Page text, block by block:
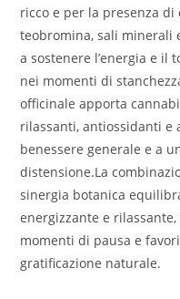
ricco e per la presenza
teobromina, sali minerali
a sostenere l’energia e il
nei momenti di
officinale apporta
rilassanti, antiossidanti e
benessere generale e a
distensione.La
sinergia botanica
energizzante e
momenti di pausa e
gratificazione naturale.